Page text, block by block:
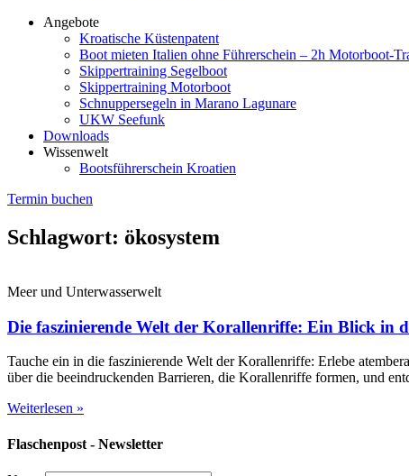
Angebote
Kroatische Küstenpatent
Boot mieten Italien ohne Führerschein – 2h Motorboot-
Skippertraining Segelboot
Skippertraining Motorboot
Schnuppersegeln in Marano Lagunare
UKW Seefunk
Downloads
Wissenwelt
Bootsführerschein Kroatien
Termin buchen
Schlagwort: ökosystem
Meer und Unterwasserwelt
Die faszinierende Welt der Korallenriffe: Ein Blick in
Tauche ein in die faszinierende Welt der Korallenriffe: Erlebe
über die beeindruckenden Barrieren, die Korallenriffe formen, und
Weiterlesen »
Flaschenpost - Newsletter